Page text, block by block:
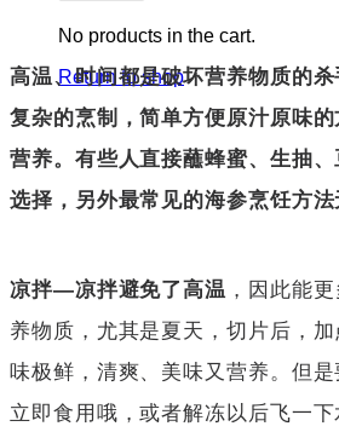
No products in the cart.
Return to shop
高温、时间都是破坏营养物质的
复杂的烹制，简单方便原汁原味
营养。有些人直接蘸蜂蜜、生抽
选择，另外最常见的海参烹饪方法
凉拌—凉拌避免了高温 ，因此能
养物质，尤其是夏天，切片后，
味极鲜，清爽、美味又营养。但
立即食用哦，或者解冻以后飞一